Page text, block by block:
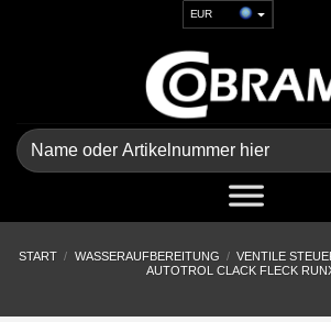
EUR
GBP
CHF
UAH
Suchen
nach:
START / WASSERAUFBEREITUNG / VENTILE
AUTOTROL CLACK FLECK